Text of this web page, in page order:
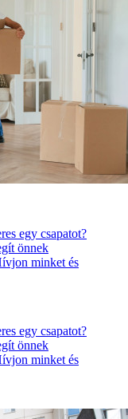
egy csapatot?
önnek
minket és
egy csapatot?
önnek
minket és